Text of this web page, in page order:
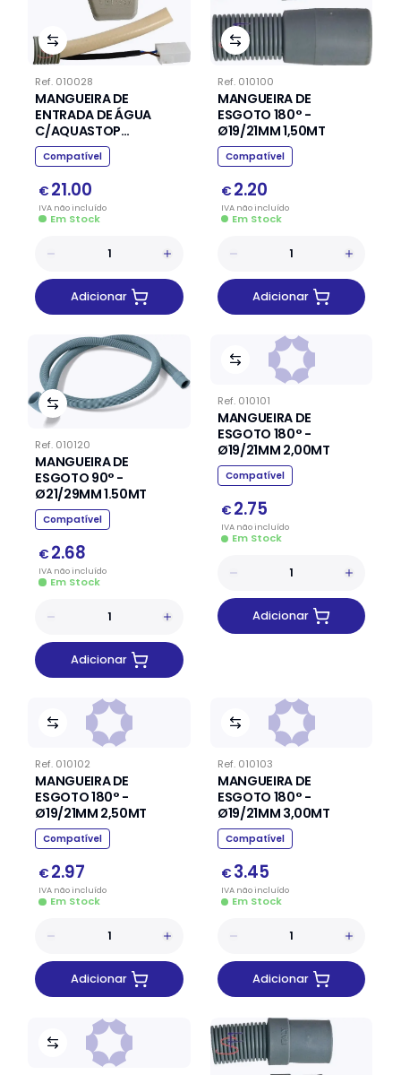
Ref. 010028
MANGUEIRA DE
ENTRADA DE ÁGUA
C/AQUASTOP
SAMSUNG
Compatível
€ 21.00
IVA nãoincluído
Em Stock
Adicionar
Ref. 010100
MANGUEIRA DE
ESGOTO 180° -
Ø19/21MM 1,50MT
Compatível
€ 2.20
IVA nãoincluído
Em Stock
Adicionar
Ref. 010120
MANGUEIRA DE
ESGOTO 90° -
Ø21/29MM 1.50MT
Compatível
€ 2.68
IVA nãoincluído
Em Stock
Adicionar
Ref. 010101
MANGUEIRA DE
ESGOTO 180° -
Ø19/21MM 2,00MT
Compatível
€ 2.75
IVA nãoincluído
Em Stock
Adicionar
Ref. 010102
MANGUEIRA DE
ESGOTO 180° -
Ø19/21MM 2,50MT
Compatível
€ 2.97
IVA nãoincluído
Em Stock
Adicionar
Ref. 010103
MANGUEIRA DE
ESGOTO 180° -
Ø19/21MM 3,00MT
Compatível
€ 3.45
IVA nãoincluído
Em Stock
Adicionar